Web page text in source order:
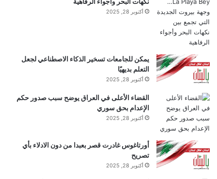
أكتوبر 28, 2025
يمكن للجامعات تسخير الذكاء الاصطناعي لجعل
التعلم بديهيًا
أكتوبر 28, 2025
القضاء الأعلى في العراق يوضح سبب صدور حكم
الإعدام بحق سوري
أكتوبر 28, 2025
أورتاغوس غادرت قصر بعبدا من دون الادلاء بأي
تصريح
أكتوبر 28, 2025